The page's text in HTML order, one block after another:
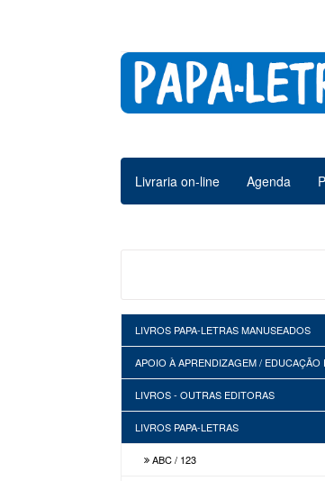
Livraria on-line Agenda
LIVROS PAPA-LETRAS MANUSEADOS
APOIO À APRENDIZAGEM / EDUCAÇÃO
LIVROS - OUTRAS EDITORAS
LIVROS PAPA-LETRAS
ABC / 123